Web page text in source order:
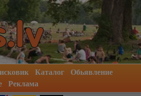
Каталог
Обьявление
Реклама